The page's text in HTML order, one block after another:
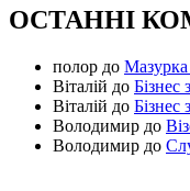
ОСТАННІ
полор до
Віталій до
Віталій до
Володимир до
Володимир до